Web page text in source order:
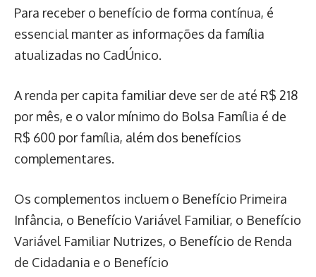
Para receber o benefício de forma contínua, é
essencial manter as informações da família
atualizadas no CadÚnico.
A renda per capita familiar deve ser de até R$ 218
por mês, e o valor mínimo do Bolsa Família é de
R$ 600 por família, além dos benefícios
complementares.
Os complementos incluem o Benefício Primeira
Infância, o Benefício Variável Familiar, o Benefício
Variável Familiar Nutrizes, o Benefício de Renda
de Cidadania e o Benefício